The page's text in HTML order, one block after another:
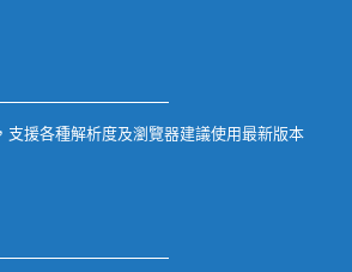
支援各種解析度及瀏覽器建議使用最新版本